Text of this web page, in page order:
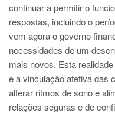
continuar a permitir o
respostas, incluindo o
vem agora o governo
necessidades de um
mais novos. Esta
e a vinculação afetiva das
alterar ritmos de sono e
relações seguras e de